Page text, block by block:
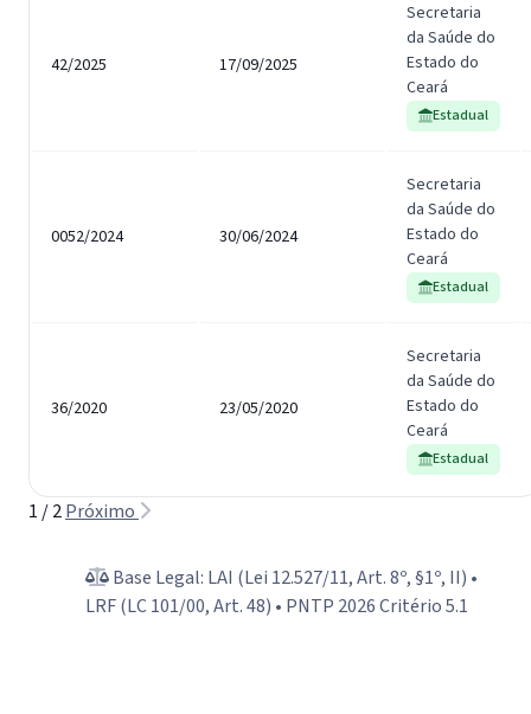
42/2025 17/09/2025
Secretaria
da Saúde do
Estado do
Ceará
Estadual
0052/2024 30/06/2024
Secretaria
da Saúde do
Estado do
Ceará
Estadual
36/2020 23/05/2020
Secretaria
da Saúde do
Estado do
Ceará
Estadual
1 / 2Próximo
Base Legal: LAI (Lei 12.527/11, Art. 8º, §1º, II) •
LRF (LC 101/00, Art. 48) • PNTP 2026 Critério 5.1